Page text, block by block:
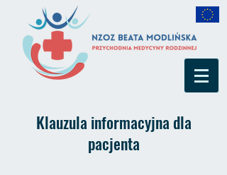
Klauzula informacyjna dla
pacjenta